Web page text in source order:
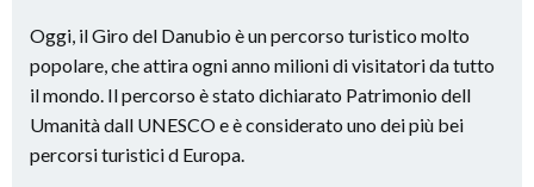
Oggi, il Giro del Danubio è un percorso turistico molto
popolare, che attira ogni anno milioni di visitatori da tutto
il mondo. Il percorso è stato dichiarato Patrimonio dell
Umanità dall UNESCO e è considerato uno dei più bei
percorsi turistici d Europa.